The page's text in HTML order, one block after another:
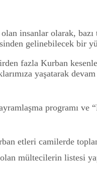
insanlar olarak, bazı
gelinebilecek bir
fazla Kurban
yaşatarak
programı ve
etleri camilerde
mültecilerin listesi